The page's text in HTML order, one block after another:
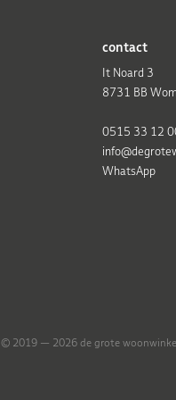
contact
It Noard 3
8731 BB
0515 33 12
WhatsApp
© 2019 — 2026 de grote